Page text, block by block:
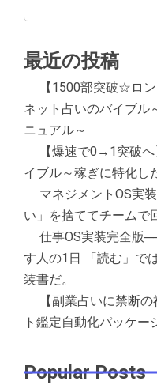
最近の投稿
【1500部突破☆ロ
ネット占いのバイブル
ニュアル～
【爆速で0→1突破
イブル～稼ぎに特化し
マネジメントOS実
い」を捨ててチームで
仕事OS実装完全版
す人の1日 「読む」で
装書だ。
【副業占いに禁断
ト鑑定自動化パッケー
Popular Posts